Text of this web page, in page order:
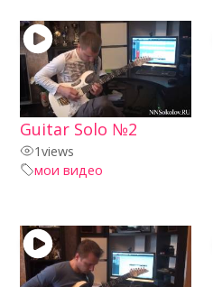
Guitar Solo №2
1views
мои видео